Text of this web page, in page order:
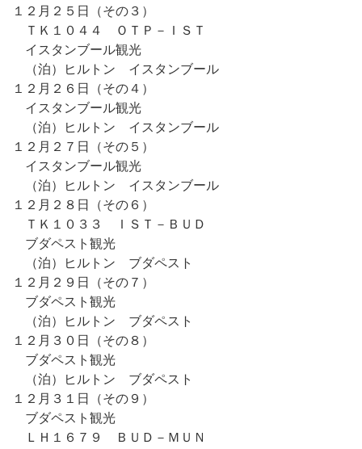
１２月２５日（その３）
ＴＫ１０４４ ＯＴＰ－ＩＳＴ
イスタンブール観光
（泊）ヒルトン イスタンブール
１２月２６日（その４）
イスタンブール観光
（泊）ヒルトン イスタンブール
１２月２７日（その５）
イスタンブール観光
（泊）ヒルトン イスタンブール
１２月２８日（その６）
ＴＫ１０３３ ＩＳＴ－ＢＵＤ
ブダペスト観光
（泊）ヒルトン ブダペスト
１２月２９日（その７）
ブダペスト観光
（泊）ヒルトン ブダペスト
１２月３０日（その８）
ブダペスト観光
（泊）ヒルトン ブダペスト
１２月３１日（その９）
ブダペスト観光
ＬＨ１６７９ ＢＵＤ－ＭＵＮ